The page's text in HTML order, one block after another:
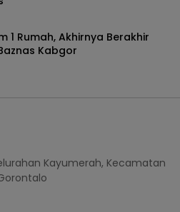
1 Rumah, Akhirnya Berakhir
Kabgor
Kayumerah, Kecamatan